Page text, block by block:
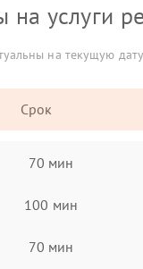
на услуги
на текущую
Срок
70 мин
100 мин
70 мин